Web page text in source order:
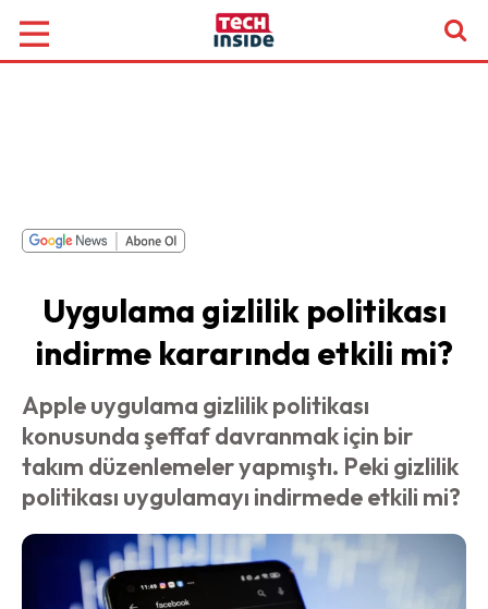
Uygulama gizlilik politikası
indirme kararında etkili mi?
Apple uygulama gizlilik politikası
konusunda şeffaf davranmak için bir
takım düzenlemeler yapmıştı. Peki gizlilik
politikası uygulamayı indirmede etkili mi?